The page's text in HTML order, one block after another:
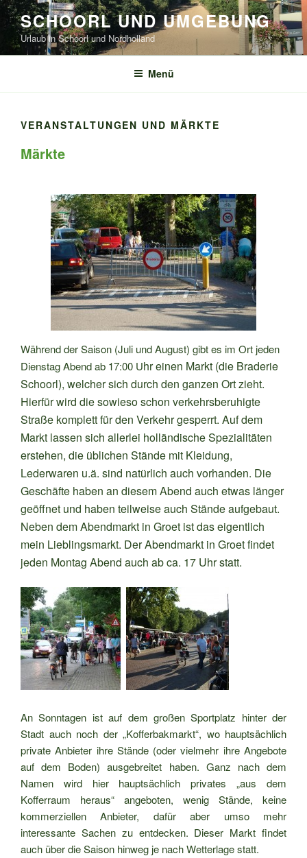
Zum
Inhalt
springen
SCHOORL UND UMGEBUNG
Urlaub in Schoorl und Nordholland
Menü
VERANSTALTUNGEN UND MÄRKTE
Märkte
Während der Saison (Juli und August) gibt es im Ort jeden
Dienstag Abend ab 17:00 Uhr einen Markt (die Braderie
Schoorl), welcher sich durch den ganzen Ort zieht.
Hierfür wird die sowieso schon verkehrsberuhigte
Straße komplett für den Verkehr gesperrt. Auf dem
Markt lassen sich allerlei holländische Spezialitäten
erstehen, die üblichen Stände mit Kleidung,
Lederwaren u.ä. sind natürlich auch vorhanden. Die
Geschäfte haben an diesem Abend auch etwas länger
geöffnet und haben teilweise auch Stände aufgebaut.
Neben dem Abendmarkt in Groet ist das eigentlich
mein Lieblingsmarkt. Der Abendmarkt in Groet findet
jeden Montag Abend auch ab ca. 17 Uhr statt.
An Sonntagen ist auf dem großen Sportplatz hinter der
Stadt auch noch der „Kofferbakmarkt“, wo hauptsächlich
private Anbieter ihre Stände (oder vielmehr ihre Angebote
auf dem Boden) ausgebreitet haben. Ganz nach dem
Namen wird hier hauptsächlich privates „aus dem
Kofferraum heraus“ angeboten, wenig Stände, keine
kommerziellen Anbieter, dafür aber umso mehr
interessante Sachen zu entdecken. Dieser Markt findet
auch über die Saison hinweg je nach Wetterlage statt.